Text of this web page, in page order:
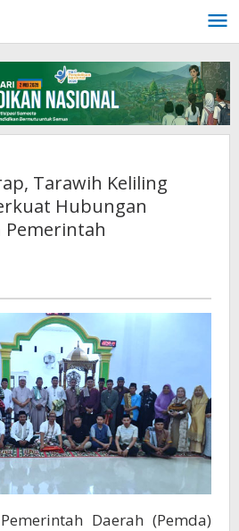
Tarawih Keliling
Hubungan
Pemerintah
Daerah (Pemda)